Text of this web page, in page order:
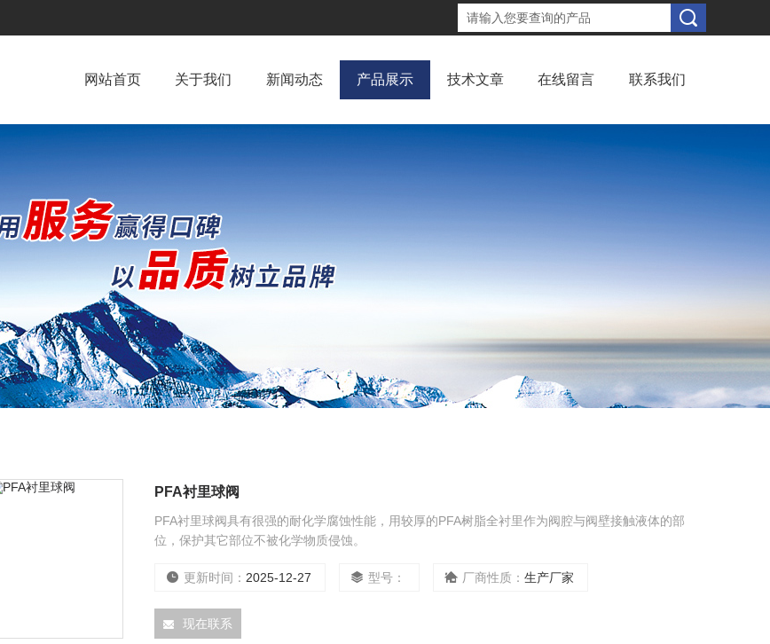
网站首页 关于我们 新闻动态 产品展示 技术文章 在线留言 联系我们
PFA衬里球阀
PFA衬里球阀具有很强的耐化学腐蚀性能，用较厚的PFA树脂全衬里作为阀腔与阀壁接触液体的部
位，保护其它部位不被化学物质侵蚀。
更新时间： 2025-12-27 型号： 厂商性质： 生产厂家
现在联系